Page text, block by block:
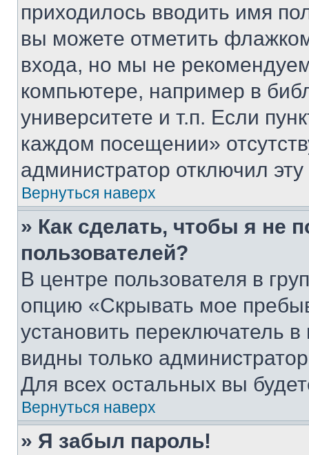
приходилось вводить имя
вы можете отметить
входа, но мы не
компьютере, например в
университете и т.п. Если
каждом посещении»
администратор отключил
Вернуться наверх
» Как сделать, чтобы я не
пользователей?
В центре пользователя в
опцию «Скрывать мое
установить переключатель
видны только
Для всех остальных вы
Вернуться наверх
» Я забыл пароль!